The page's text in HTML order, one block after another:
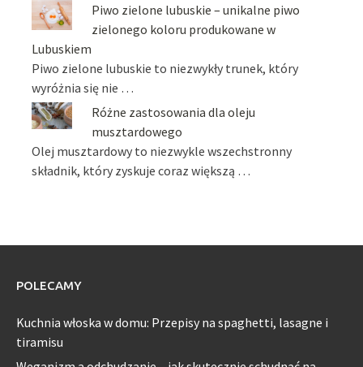
Piwo zielone lubuskie – unikalne piwo
zielonego koloru produkowane w
Lubuskiem
Piwo zielone lubuskie to niezwykły trunek, który
wyróżnia się nie …
Różne zastosowania dla oleju
musztardowego
Olej musztardowy to niezwykle wszechstronny
składnik, który zyskuje coraz większą …
POLECAMY
Kuchnia włoska w domu: Przepisy na spaghetti, lasagne i
tiramisu